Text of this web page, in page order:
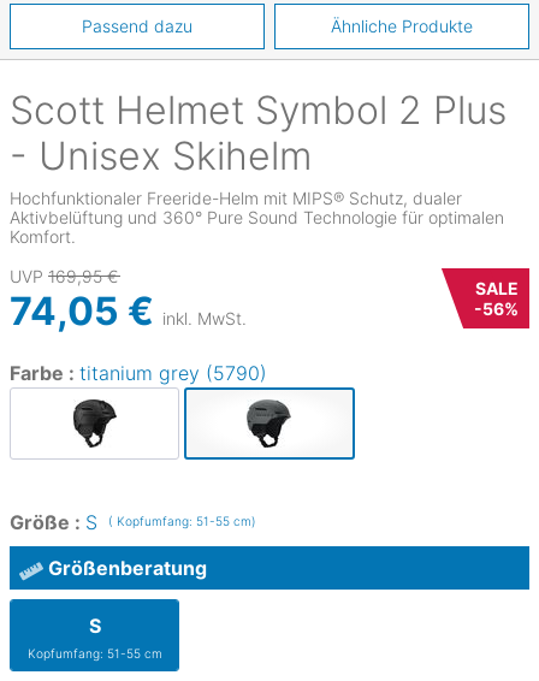
Scott Helmet Symbol 2 Plus
- Unisex Skihelm
Hochfunktionaler Freeride-Helm mit MIPS® Schutz, dualer
Aktivbelüftung und 360° Pure Sound Technologie für optimalen
Komfort.
UVP 169,95 €
74,05 € inkl. MwSt.
SALE
-56%
Farbe : titanium grey (5790)
Größe : S ( Kopfumfang: 51-55 cm)
Größenberatung
S
Kopfumfang: 51-55 cm
Passend dazu Ähnliche Produkte